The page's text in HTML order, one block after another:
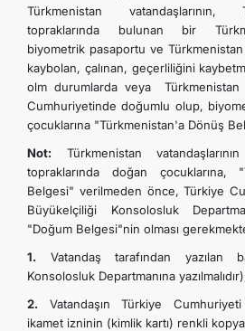
RANDEVU
DB
TOURISM
İLETIŞIM
Türkmenistan vatandaşlarının,
topraklarında bulunan bir
biyometrik pasaportu ve Türkmenistan
kaybolan, çalınan, geçerliliğini
olm durumlarda veya Türkmenistan
Cumhuriyetinde doğumlu olup,
çocuklarına "Türkmenistan'a Dönüş
Not: Türkmenistan
topraklarında doğan çocuklarına,
Belgesi" verilmeden önce, Türkiye
Büyükelçiliği Konsolosluk
"Doğum Belgesi"nin olması
1. Vatandaş tarafından yazılan
Konsolosluk Departmanına
2. Vatandaşın Türkiye
ikamet izninin (kimlik kartı) renkli